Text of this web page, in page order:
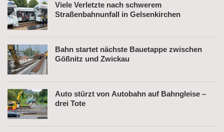
Viele Verletzte nach schwerem
Straßenbahnunfall in Gelsenkirchen
Bahn startet nächste Bauetappe zwischen
Gößnitz und Zwickau
Auto stürzt von Autobahn auf Bahngleise –
drei Tote